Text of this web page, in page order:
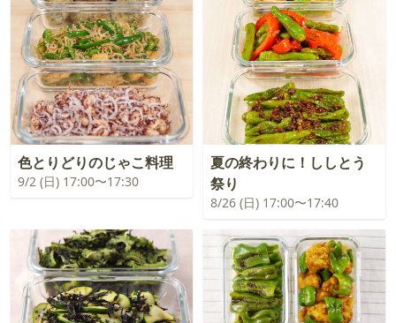
色とりどりのじゃこ料理
9/2 (日) 17:00〜17:30
夏の終わりに！ししとう
祭り
8/26 (日) 17:00〜17:40